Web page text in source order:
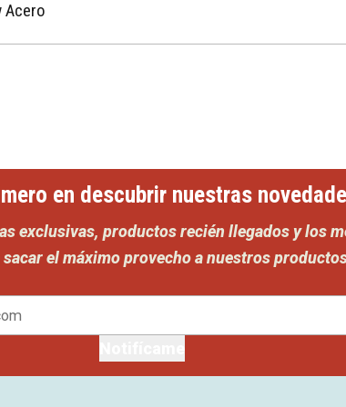
Acero
en descubrir nuestras
exclusivas, productos recién llegados y los
el máximo provecho a nuestros